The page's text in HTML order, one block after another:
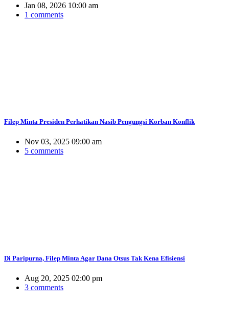
Jan 08, 2026 10:00 am
1 comments
Filep Minta Presiden Perhatikan Nasib Pengungsi Korban Konflik
Nov 03, 2025 09:00 am
5 comments
Di Paripurna, Filep Minta Agar Dana Otsus Tak Kena Efisiensi
Aug 20, 2025 02:00 pm
3 comments